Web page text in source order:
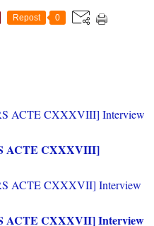
Repost 0
ACTE CXXXVIII]
ACTE CXXXVII] Interview